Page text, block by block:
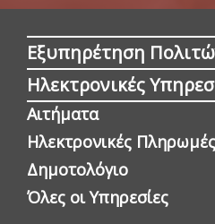
Εξυπηρέτηση
Ηλεκτρονικές
Αιτήματα
Ηλεκτρονικές Πληρωμές
Δημοτολόγιο
Όλες οι Yπηρεσίες